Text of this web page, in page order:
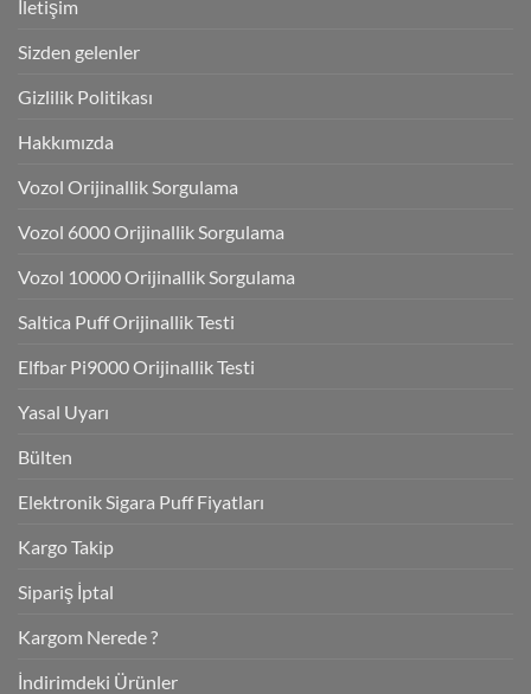
İletişim
Sizden gelenler
Gizlilik Politikası
Hakkımızda
Vozol Orijinallik Sorgulama
Vozol 6000 Orijinallik Sorgulama
Vozol 10000 Orijinallik Sorgulama
Saltica Puff Orijinallik Testi
Elfbar Pi9000 Orijinallik Testi
Yasal Uyarı
Bülten
Elektronik Sigara Puff Fiyatları
Kargo Takip
Sipariş İptal
Kargom Nerede ?
İndirimdeki Ürünler